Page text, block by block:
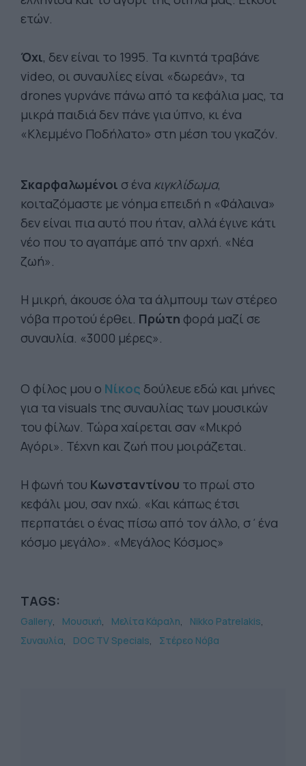
ετών.
Όχι, δεν είναι το 1995. Τα κινητά τραβάνε
video, οι συναυλίες είναι «δωρεάν», τα
drones γυρνάνε πάνω από τα κεφάλια μας, τα
μικρά παιδιά δεν πάνε για ύπνο, κι ένα
«Κλεμμένο Ποδήλατο» στη μέση του γκαζόν.
Σκαρφαλωμένοι σ ένα κιγκλίδωμα,
κοιταζόμαστε με νόημα επειδή η «Φάλαινα»
δεν είναι πια αυτό που ήταν, αλλά έγινε κάτι
νέο που το αγαπάμε από την αρχή. «Νέα
ζωή».
Η μικρή, άκουσε όλα τα άλμπουμ των στέρεο
νόβα προτού έρθει. Πρώτη φορά μαζί σε
συναυλία. «3000 μέρες».
Ο φίλος μου ο Νίκος δούλευε εδώ και μήνες
για τα visuals της συναυλίας των μουσικών
του φίλων. Τώρα χαίρεται σαν «Μικρό
Αγόρι». Τέχνη και ζωή που μοιράζεται.
Η φωνή του Κωνσταντίνου το πρωί στο
κεφάλι μου, σαν ηχώ. «Και κάπως έτσι
περπατάει ο ένας πίσω από τον άλλο, σ΄ένα
κόσμο μεγάλο». «Μεγάλος Κόσμος»
TAGS:
Gallery Μουσική Μελίτα Κάραλη
Nikko Patrelakis
Συναυλία
DOC TV Specials Στέρεο Νόβα